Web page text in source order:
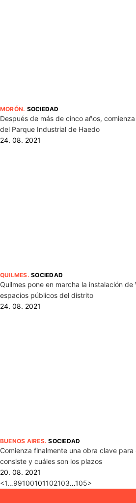
MORÓN. SOCIEDAD
Después de más de cinco años,
del Parque Industrial de Haedo
24. 08. 2021
QUILMES.SOCIEDAD
Quilmes pone en marcha la instalación de
espacios públicos del distrito
24. 08. 2021
BUENOS AIRES.SOCIEDAD
Comienza finalmente una obra clave
consiste y cuáles son los plazos
20. 08. 2021
<1…99100101102103…105>